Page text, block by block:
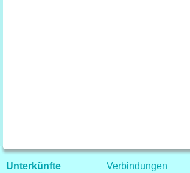
Unterkünfte Verbindungen